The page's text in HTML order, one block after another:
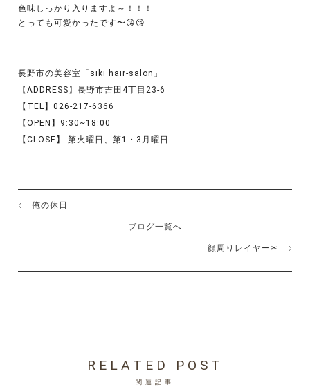
色味しっかり入りますよ～！！！
とっても可愛かったです〜😘😘
長野市の美容室「siki hair-salon」
【ADDRESS】長野市吉田4丁目23-6
【TEL】026-217-6366
【OPEN】9:30~18:00
【CLOSE】 第火曜日、第1・3月曜日
俺の休日
ブログ一覧へ
顔周りレイヤー✂︎
RELATED POST
関連記事